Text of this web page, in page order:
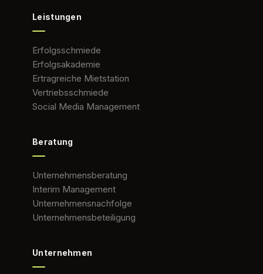
Leistungen
Erfolgsschmiede
Erfolgsakademie
Ertragreiche Mietstation
Vertriebsschmiede
Social Media Management
Beratung
Unternehmensberatung
Interim Management
Unternehmensnachfolge
Unternehmensbeteiligung
Unternehmen